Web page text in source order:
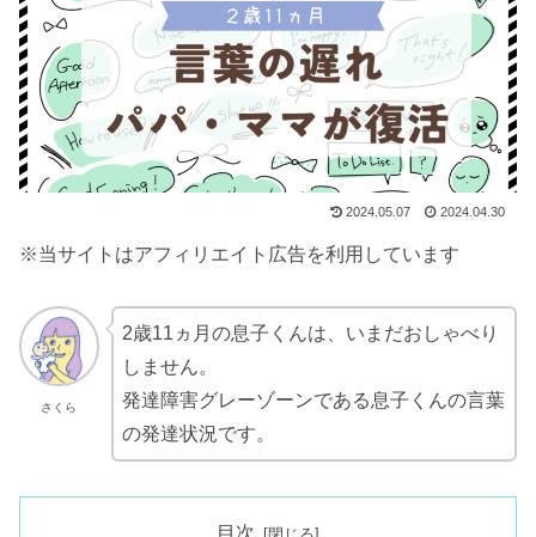
2024.05.07 2024.04.30
※当サイトはアフィリエイト広告を利用しています
さくら
2歳11ヵ月の息子くんは、いまだおしゃべり
しません。
発達障害グレーゾーンである息子くんの言葉
の発達状況です。
目次